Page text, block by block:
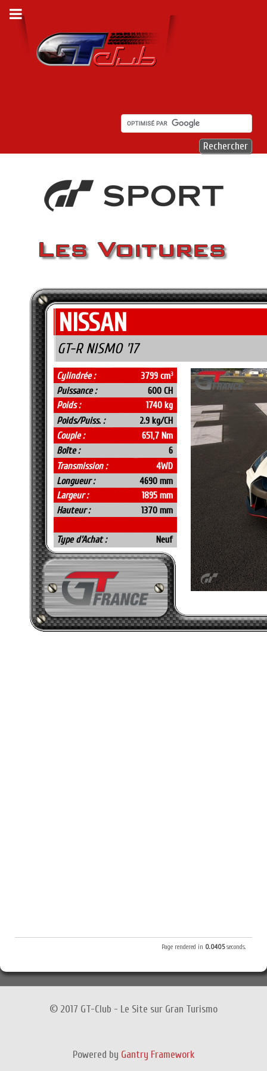
NISSAN
GT-R NISMO '17
Cylindrée : 3799 cm3
Puissance :
600 CH
Poids :
1740 kg
Poids/Puiss. :
2.9 kg/CH
Couple :
651,7 Nm
Boîte :
6
Transmission :
4WD
Longueur :
4690 mm
Largeur :
1895 mm
Hauteur :
1370 mm
Type d'Achat : Neuf
Page rendered in 0.0405seconds.
© 2017 GT-Club - Le Site sur Gran Turismo
Powered by Gantry Framework